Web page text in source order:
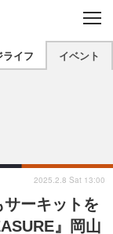
C
O
S
E
を地域から探す
陸
西
ライフ イベント
ーキットを
』岡山
2025.2.8 Sat 13:00